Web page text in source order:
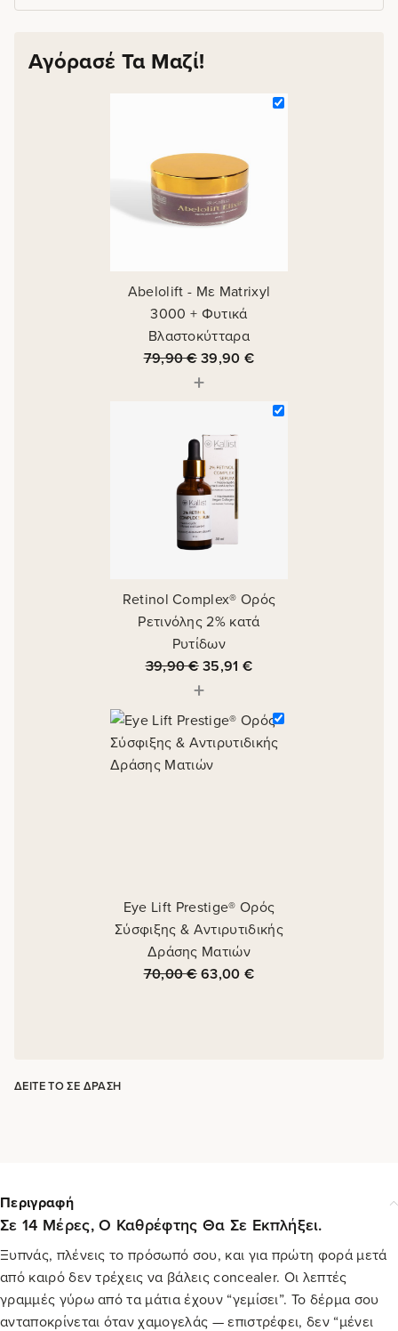
Αγόρασέ Τα Μαζί!
Abelolift - Με Matrixyl
3000 + Φυτικά
Βλαστοκύτταρα
79,90€39,90€
+
Retinol Complex® Ορός
Ρετινόλης 2% κατά
Ρυτίδων
39,90€35,91€
+
Eye Lift Prestige® Ορός
Σύσφιξης & Αντιρυτιδικής
Δράσης Ματιών
70,00€63,00€
ΔΕΊΤΕ ΤΟ ΣΕ ΔΡΆΣΗ
Περιγραφή
Σε 14 Μέρες, Ο Καθρέφτης Θα Σε Εκπλήξει.
Ξυπνάς, πλένεις το πρόσωπό σου, και για πρώτη φορά μετά
από καιρό δεν τρέχεις να βάλεις concealer. Οι λεπτές
γραμμές γύρω από τα μάτια έχουν “γεμίσει”. Το δέρμα σου
ανταποκρίνεται όταν χαμογελάς — επιστρέφει, δεν “μένει